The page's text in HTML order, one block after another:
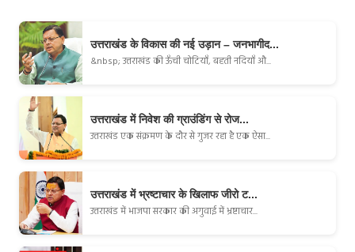
उत्तराखंड के विकास की नई उड़ान – जनभागीद...
&nbsp; उत्तराखंड की ऊँची चोटियाँ, बहती नदियाँ औ...
उत्तराखंड में निवेश की ग्राउंडिंग से रोज...
उत्तराखंड एक संक्रमण के दौर से गुजर रहा है एक ऐसा...
उत्तराखंड में भ्रष्टाचार के खिलाफ जीरो ट...
उत्तराखंड में भाजपा सरकार की अगुवाई में भ्रष्टाचार...